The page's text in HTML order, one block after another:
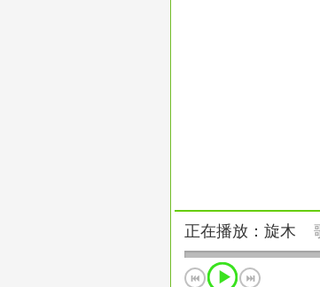
正在播放：旋木